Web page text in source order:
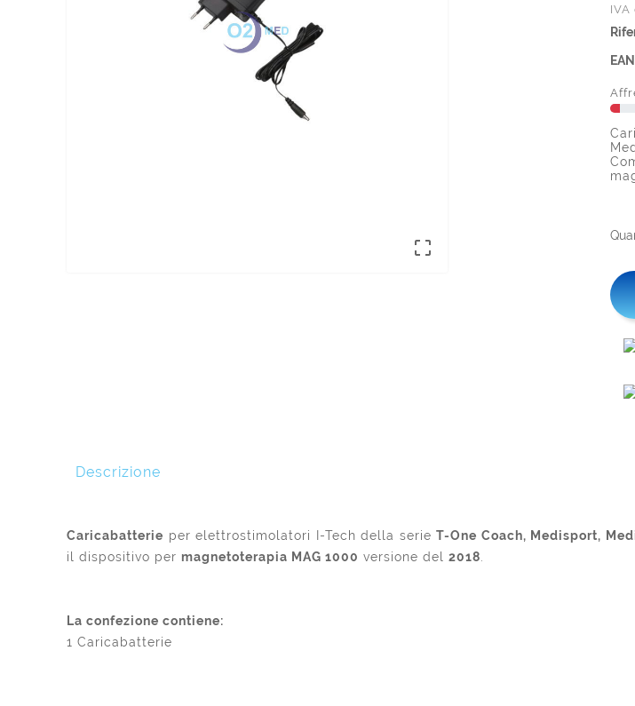

IVA
Descrizione
Caricabatterie per elettrostimolatori I-Tech della serie T-One Coach, Medisport,
il dispositivo per magnetoterapia MAG 1000 versione del 2018
La confezione contiene:
1 Caricabatterie